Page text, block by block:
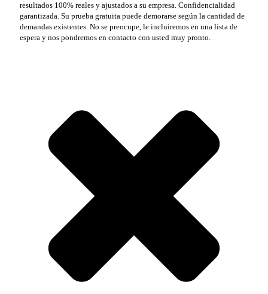
resultados 100% reales y ajustados a su empresa. Confidencialidad
garantizada. Su prueba gratuita puede demorarse según la cantidad de
demandas existentes. No se preocupe, le incluiremos en una lista de
espera y nos pondremos en contacto con usted muy pronto.